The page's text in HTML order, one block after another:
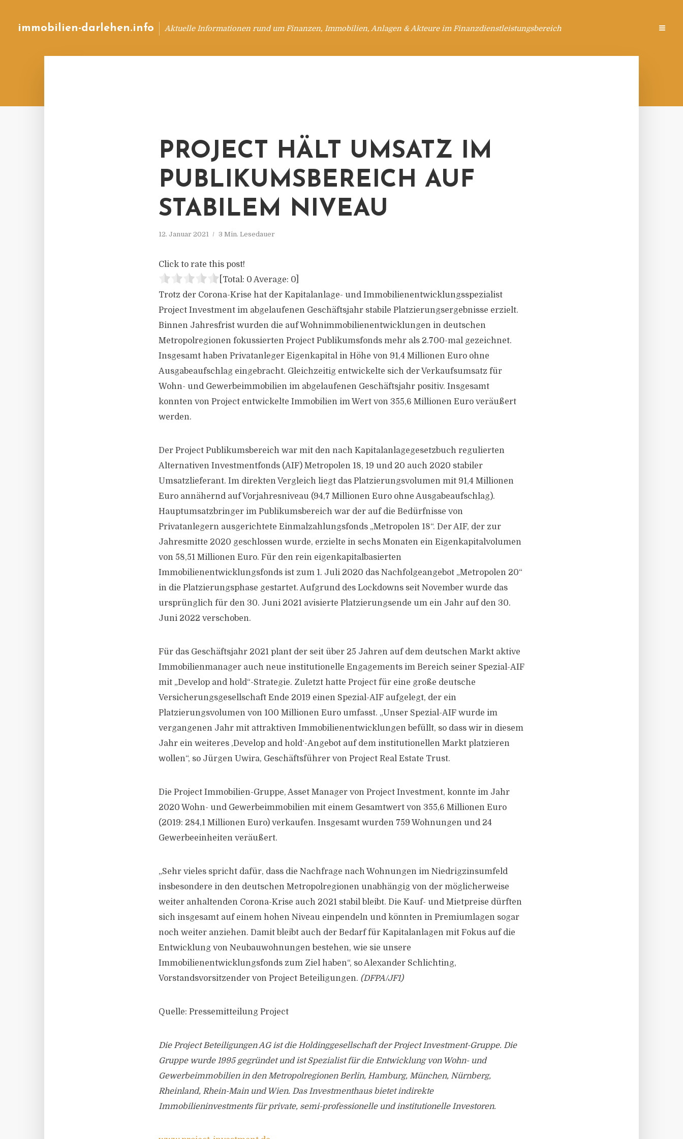
immobilien-darlehen.info Aktuelle Informationen rund um Finanzen, Immobilien, Anlagen & Akteure im Finanzdienstleistungsbereich
PROJECT HÄLT UMSATZ IM
PUBLIKUMSBEREICH AUF
STABILEM NIVEAU
12. Januar 2021 3 Min. Lesedauer
Click to rate this post!
[Total: 0 Average: 0
Trotz der Corona-Krise hat der Kapitalanlage- und Immobilienentwicklungsspezialist
Project Investment im abgelaufenen Geschäftsjahr stabile Platzierungsergebnisse erzielt.
Binnen Jahresfrist wurden die auf Wohnimmobilienentwicklungen in deutschen
Metropolregionen fokussierten Project Publikumsfonds mehr als 2.700-mal gezeichnet.
Insgesamt haben Privatanleger Eigenkapital in Höhe von 91,4 Millionen Euro ohne
Ausgabeaufschlag eingebracht. Gleichzeitig entwickelte sich der Verkaufsumsatz für
Wohn- und Gewerbeimmobilien im abgelaufenen Geschäftsjahr positiv. Insgesamt
konnten von Project entwickelte Immobilien im Wert von 355,6 Millionen Euro veräußert
werden.
Der Project Publikumsbereich war mit den nach Kapitalanlagegesetzbuch regulierten
Alternativen Investmentfonds (AIF) Metropolen 18, 19 und 20 auch 2020 stabiler
Umsatzlieferant. Im direkten Vergleich liegt das Platzierungsvolumen mit 91,4 Millionen
Euro annähernd auf Vorjahresniveau (94,7 Millionen Euro ohne Ausgabeaufschlag).
Hauptumsatzbringer im Publikumsbereich war der auf die Bedürfnisse von
Privatanlegern ausgerichtete Einmalzahlungsfonds „Metropolen 18“. Der AIF, der zur
Jahresmitte 2020 geschlossen wurde, erzielte in sechs Monaten ein Eigenkapitalvolumen
von 58,51 Millionen Euro. Für den rein eigenkapitalbasierten
Immobilienentwicklungsfonds ist zum 1. Juli 2020 das Nachfolgeangebot „Metropolen 20“
in die Platzierungsphase gestartet. Aufgrund des Lockdowns seit November wurde das
ursprünglich für den 30. Juni 2021 avisierte Platzierungsende um ein Jahr auf den 30.
Juni 2022 verschoben.
Für das Geschäftsjahr 2021 plant der seit über 25 Jahren auf dem deutschen Markt aktive
Immobilienmanager auch neue institutionelle Engagements im Bereich seiner Spezial-AIF
mit „Develop and hold“-Strategie. Zuletzt hatte Project für eine große deutsche
Versicherungsgesellschaft Ende 2019 einen Spezial-AIF aufgelegt, der ein
Platzierungsvolumen von 100 Millionen Euro umfasst. „Unser Spezial-AIF wurde im
vergangenen Jahr mit attraktiven Immobilienentwicklungen befüllt, so dass wir in diesem
Jahr ein weiteres ,Develop and hold‘-Angebot auf dem institutionellen Markt platzieren
wollen“, so Jürgen Uwira, Geschäftsführer von Project Real Estate Trust.
Die Project Immobilien-Gruppe, Asset Manager von Project Investment, konnte im Jahr
2020 Wohn- und Gewerbeimmobilien mit einem Gesamtwert von 355,6 Millionen Euro
(2019: 284,1 Millionen Euro) verkaufen. Insgesamt wurden 759 Wohnungen und 24
Gewerbeeinheiten veräußert.
„Sehr vieles spricht dafür, dass die Nachfrage nach Wohnungen im Niedrigzinsumfeld
insbesondere in den deutschen Metropolregionen unabhängig von der möglicherweise
weiter anhaltenden Corona-Krise auch 2021 stabil bleibt. Die Kauf- und Mietpreise dürften
sich insgesamt auf einem hohen Niveau einpendeln und könnten in Premiumlagen sogar
noch weiter anziehen. Damit bleibt auch der Bedarf für Kapitalanlagen mit Fokus auf die
Entwicklung von Neubauwohnungen bestehen, wie sie unsere
Immobilienentwicklungsfonds zum Ziel haben“, so Alexander Schlichting,
Vorstandsvorsitzender von Project Beteiligungen. (DFPA/JF1)
Quelle: Pressemitteilung Project
Die Project Beteiligungen AG ist die Holdinggesellschaft der Project Investment-Gruppe. Die
Gruppe wurde 1995 gegründet und ist Spezialist für die Entwicklung von Wohn- und
Gewerbeimmobilien in den Metropolregionen Berlin, Hamburg, München, Nürnberg,
Rheinland, Rhein-Main und Wien. Das Investmenthaus bietet indirekte
Immobilieninvestments für private, semi-professionelle und institutionelle Investoren.